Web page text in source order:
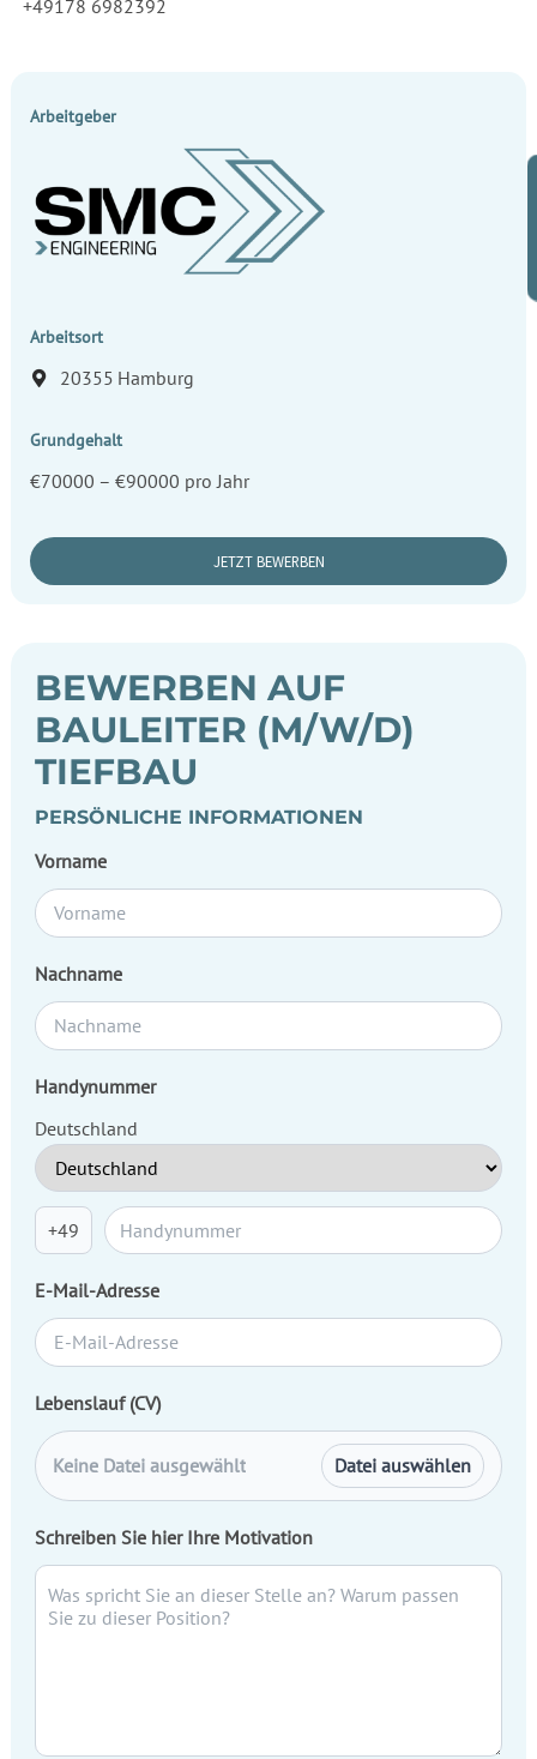
+49178 6982392
Arbeitgeber
Arbeitsort
20355 Hamburg
Grundgehalt
€70000 – €90000 pro Jahr
JETZT BEWERBEN
BEWERBEN AUF
BAULEITER (M/W/D)
TIEFBAU
PERSÖNLICHE INFORMATIONEN
Vorname
Nachname
Handynummer
Deutschland
+49
E-Mail-Adresse
Lebenslauf (CV)
Keine Datei ausgewählt Datei auswählen
Schreiben Sie hier Ihre Motivation